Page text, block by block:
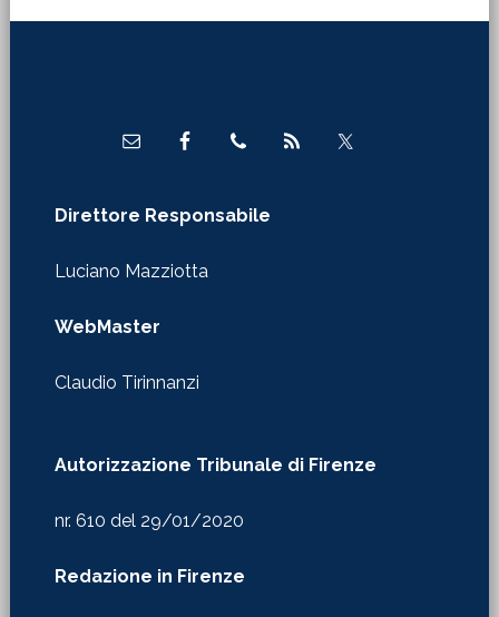
Direttore Responsabile
Luciano Mazziotta
WebMaster
Claudio Tirinnanzi
Autorizzazione Tribunale di Firenze
nr. 610 del 29/01/2020
Redazione in Firenze